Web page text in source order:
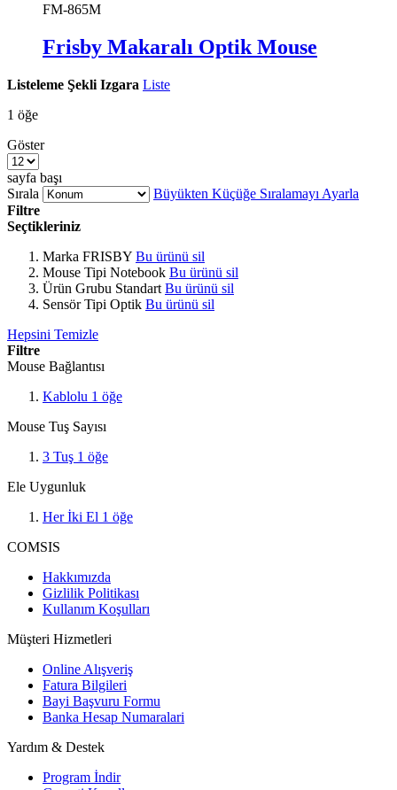
FM-865M
Frisby Makaralı Optik Mouse
Listeleme Şekli Izgara Liste
1 öğe
Göster
sayfa başı
Sırala
Büyükten Küçüğe Sıralamayı Ayarla
Filtre
Seçtikleriniz
Marka FRISBY Bu ürünü sil
Mouse Tipi Notebook Bu ürünü sil
Ürün Grubu Standart Bu ürünü sil
Sensör Tipi Optik Bu ürünü sil
Hepsini Temizle
Filtre
Mouse Bağlantısı
Kablolu 1 öğe
Mouse Tuş Sayısı
3 Tuş 1 öğe
Ele Uygunluk
Her İki El 1 öğe
COMSIS
Hakkımızda
Gizlilik Politikası
Kullanım Koşulları
Müşteri Hizmetleri
Online Alışveriş
Fatura Bilgileri
Bayi Başvuru Formu
Banka Hesap Numaralari
Yardım & Destek
Program İndir